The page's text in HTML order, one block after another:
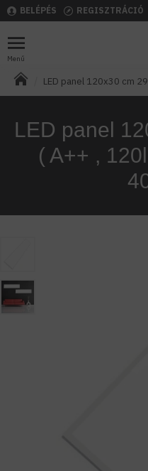
BELÉPÉS REGISZTRÁCIÓ
LED panel 120x30 cm
LED panel
( A++ ,